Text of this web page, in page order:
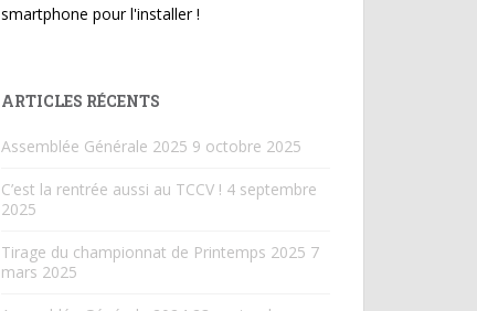
smartphone pour l'installer !
ARTICLES RÉCENTS
Assemblée Générale 2025 9 octobre 2025
C’est la rentrée aussi au TCCV ! 4 septembre
2025
Tirage du championnat de Printemps 2025 7
mars 2025